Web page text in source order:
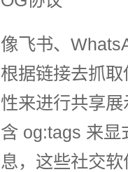
像飞书、
根据链接去抓
性来进行共享
含 og:tags 来显
息，这些社交